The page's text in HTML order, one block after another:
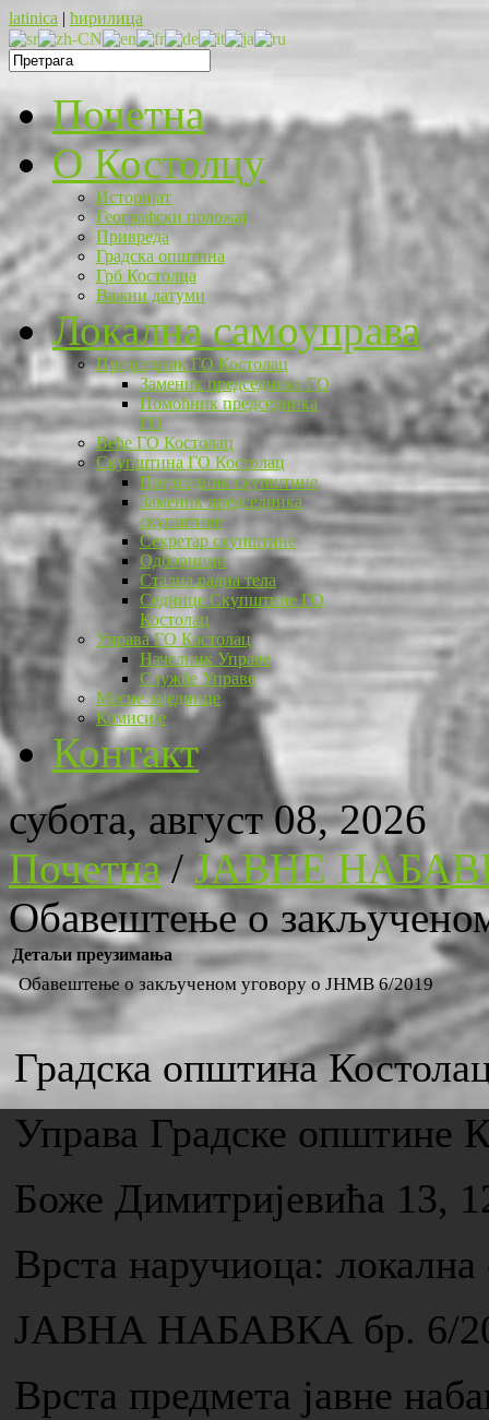
latinica | ћирилица
Почетна
O Костолцу
Историјат
Географски положај
Привреда
Градска општина
Грб Костолца
Важни датуми
Локална самоуправа
Председник ГО Костолац
Заменик председника ГО
Помоћник председника
ГО
Веће ГО Костолац
Скупштина ГО Костолац
Председник скупштине
Заменик председника
скупштине
Секретар скупштине
Одборници
Стална радна тела
Седнице Скупштине ГО
Костолац
Управа ГО Костолац
Начелник Управе
Службе Управе
Месне заједнице
Комисије
Контакт
субота, август 08, 2026
Почетна/ЈАВНЕ
Обавештење о
Детаљи преузимања
Обавештење о закљученом уговору о ЈНМВ 6/2019
Градска општина
Управа Градске општине
Боже Димитријевића 13,
Врста наручиоца: локална
ЈАВНА НАБАВКА бр. 6/
Врста предмета јавне